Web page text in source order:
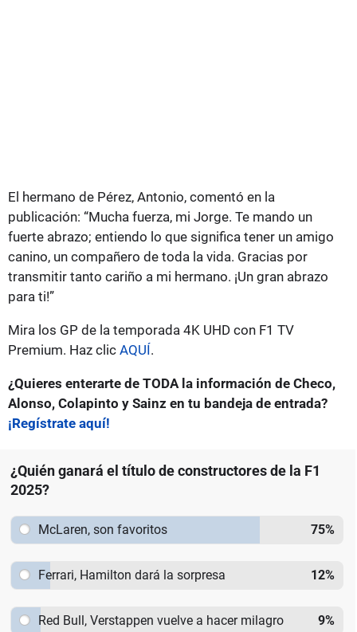
El hermano de Pérez, Antonio, comentó en la
publicación: “Mucha fuerza, mi Jorge. Te mando un
fuerte abrazo; entiendo lo que significa tener un amigo
canino, un compañero de toda la vida. Gracias por
transmitir tanto cariño a mi hermano. ¡Un gran abrazo
para ti!”
Mira los GP de la temporada 4K UHD con F1 TV
Premium. Haz clic AQUÍ.
¿Quieres enterarte de TODA la información de Checo,
Alonso, Colapinto y Sainz en tu bandeja de entrada?
¡Regístrate aquí!
¿Quién ganará el título de constructores de la F1
2025?
McLaren, son favoritos 75%
Ferrari, Hamilton dará la sorpresa 12%
Red Bull, Verstappen vuelve a hacer milagro 9%